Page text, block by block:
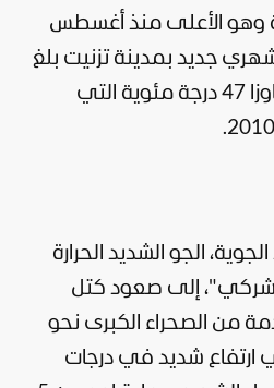
عند 48.2 درجة وهو الأعلى منذ أغسطس
شهري جديد بمدينة تزنيت بلغ
48.3 درجة مئوية متجاوزا 47 درجة مئوية التي
الجو الشديد الحرارة
إلى صعود كتل
من الصحراء الكبرى نحو
ارتفاع شديد في درجات